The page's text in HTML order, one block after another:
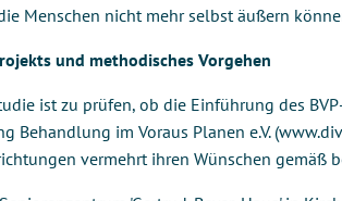
Menschen nicht mehr selbst äußern
und methodisches Vorgehen
ist zu prüfen, ob die Einführung des
Behandlung im Voraus Planen e.V.
vermehrt ihren Wünschen gemäß